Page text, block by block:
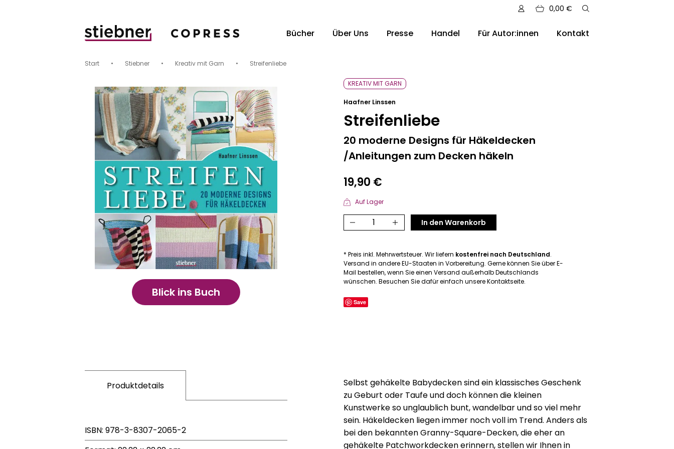
0,00 €
Bücher Über Uns Presse Handel Für Autor:innen Kontakt
Start • Stiebner • Kreativ mit Garn • Streifenliebe
Blick ins Buch
KREATIV MIT GARN
Haafner Linssen
Streifenliebe
20 moderne Designs für Häkeldecken
/Anleitungen zum Decken häkeln
19,90 €
Auf Lager
Streifenliebe
Menge
In den Warenkorb
* Preis inkl. Mehrwertsteuer. Wir liefern kostenfrei nach Deutschland.
Versand in andere EU-Staaten in Vorbereitung. Gerne können Sie über E-
Mail bestellen, wenn Sie einen Versand außerhalb Deutschlands
wünschen. Besuchen Sie dafür einfach unsere Kontaktseite.
Save
Produktdetails
ISBN: 978-3-8307-2065-2
Selbst gehäkelte Babydecken sind ein klassisches Geschenk
zu Geburt oder Taufe und doch können die kleinen
Kunstwerke so unglaublich bunt, wandelbar und so viel mehr
sein. Häkeldecken liegen immer noch voll im Trend. Anders als
bei den bekannten Granny-Square-Decken, die eher an
gehäkelte Patchworkdecken erinnern, stellen wir Ihnen in